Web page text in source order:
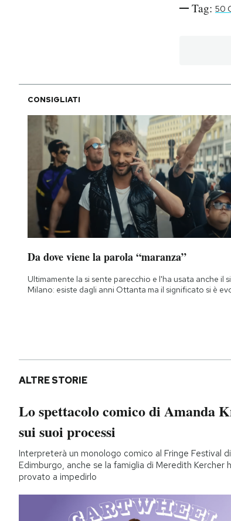
Tag: 50
CONSIGLIATI
Da dove viene la parola “maranza”
Ultimamente la si sente parecchio e l'ha usata anche il
Milano: esiste dagli anni Ottanta ma il significato si è
ALTRE STORIE
Lo spettacolo comico di Amanda
sui suoi processi
Interpreterà un monologo comico al Fringe Festival di
Edimburgo, anche se la famiglia di Meredith Kercher
provato a impedirlo